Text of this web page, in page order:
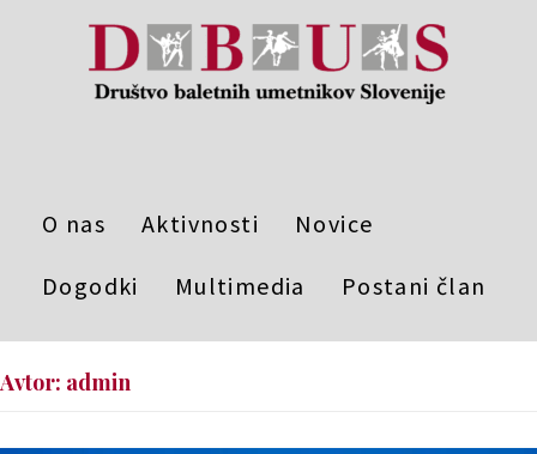
O nas Aktivnosti Novice
Dogodki Multimedia Postani član
Avtor: admin